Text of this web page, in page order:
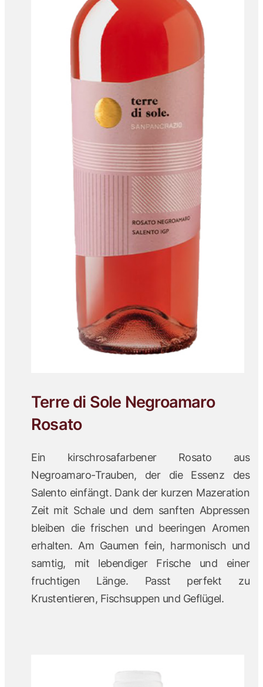
Terre di Sole Negroamaro
Rosato
Ein kirschrosafarbener Rosato aus
Negroamaro-Trauben, der die Essenz des
Salento einfängt. Dank der kurzen Mazeration
Zeit mit Schale und dem sanften Abpressen
bleiben die frischen und beeringen Aromen
erhalten. Am Gaumen fein, harmonisch und
samtig, mit lebendiger Frische und einer
fruchtigen Länge. Passt perfekt zu
Krustentieren, Fischsuppen und Geflügel.